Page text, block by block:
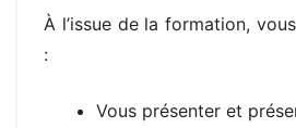
À l’issue de la formation,
:
Vous présenter et